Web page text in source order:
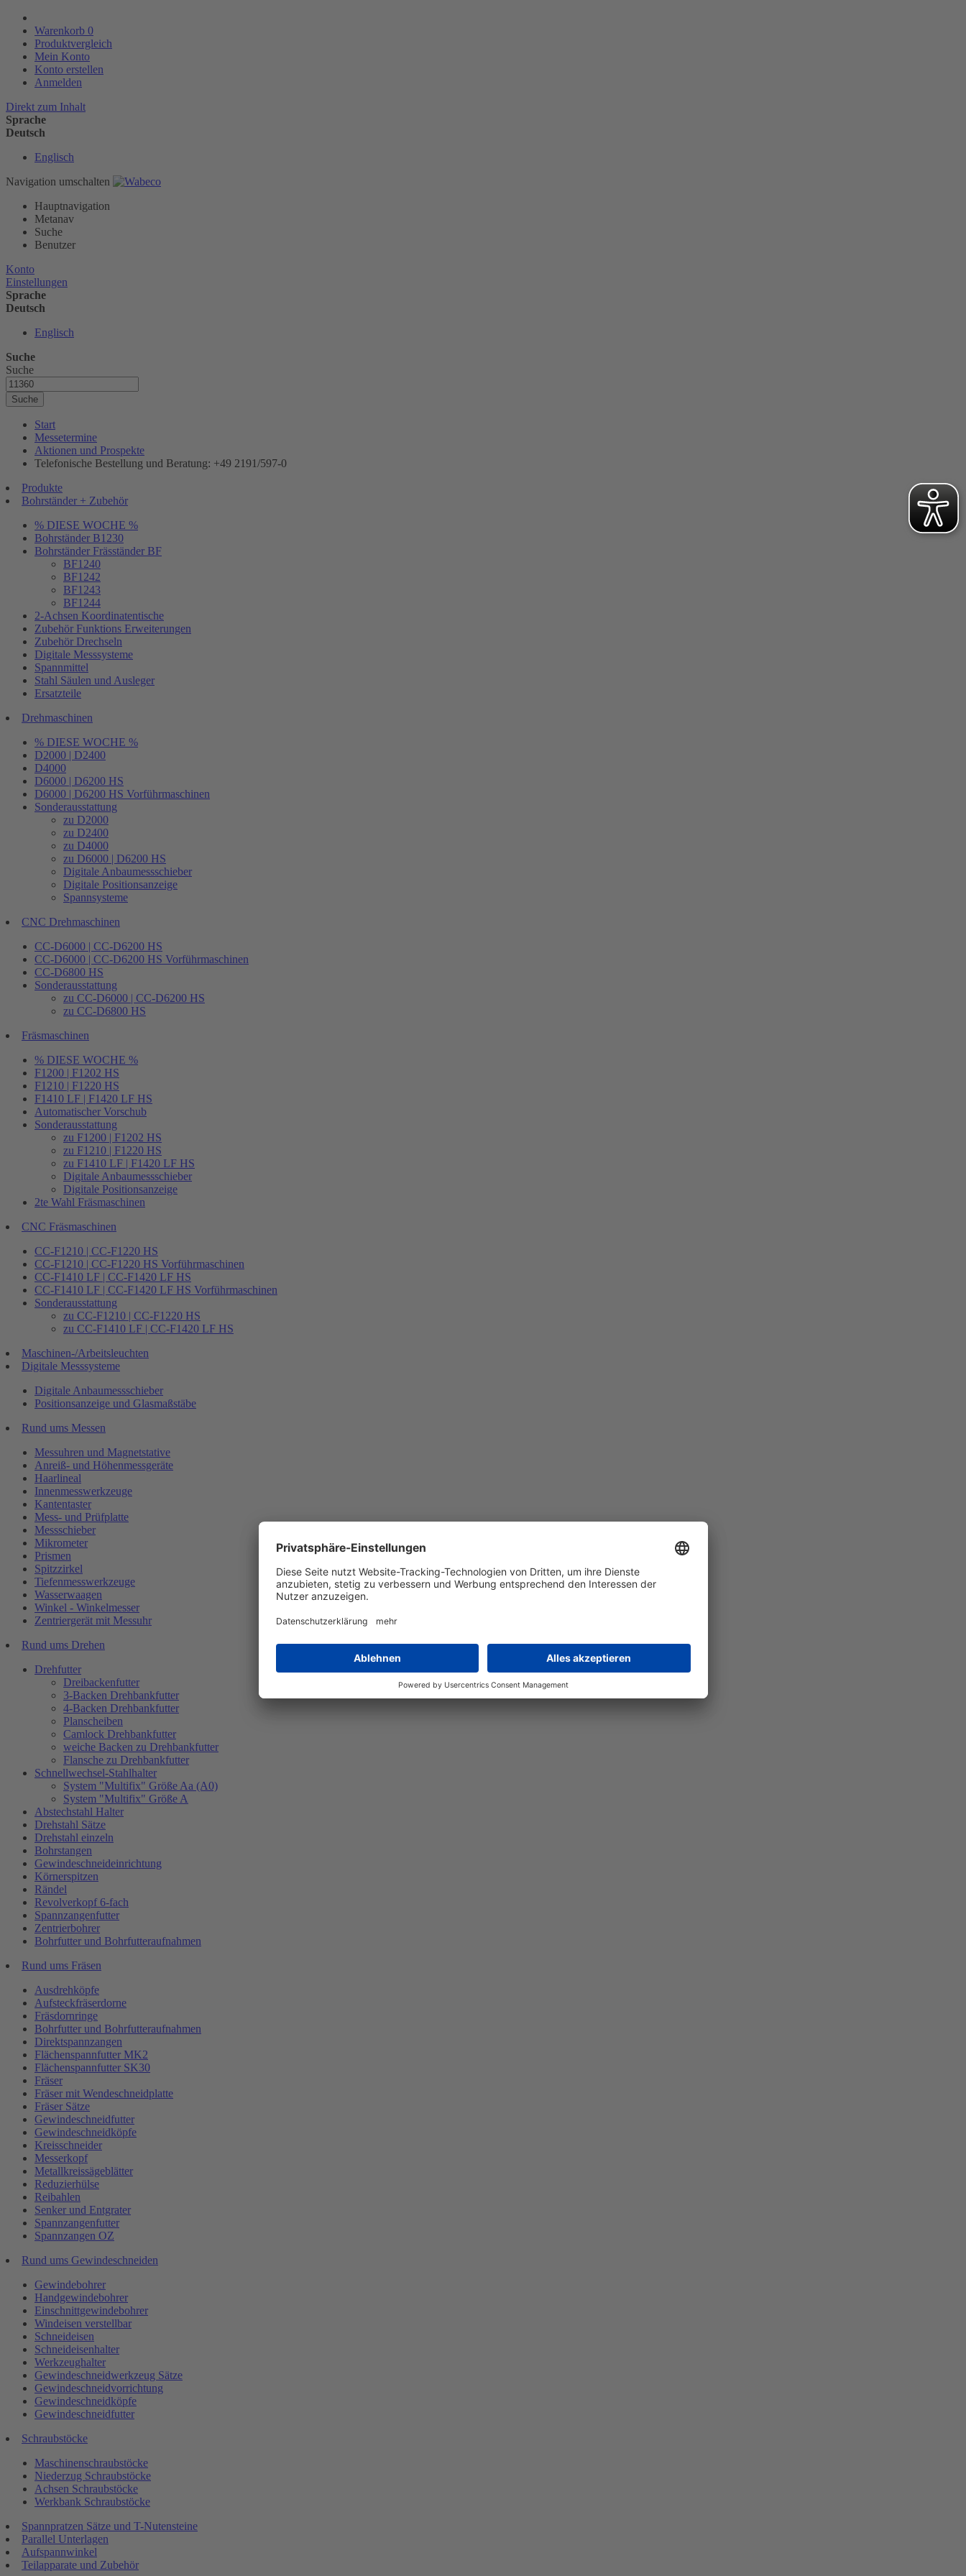
Warenkorb 0
Produktvergleich
Mein Konto
Konto erstellen
Anmelden
Direkt zum Inhalt
Sprache
Deutsch
Englisch
Navigation umschalten
Hauptnavigation
Metanav
Suche
Benutzer
Konto
Einstellungen
Sprache
Deutsch
Englisch
Suche
Suche
Suche
Start
Messetermine
Aktionen und Prospekte
Telefonische Bestellung und Beratung: +49 2191/597-0
Produkte
Bohrständer + Zubehör
% DIESE WOCHE %
Bohrständer B1230
Bohrständer Fräsständer BF
BF1240
BF1242
BF1243
BF1244
2-Achsen Koordinatentische
Zubehör Funktions Erweiterungen
Zubehör Drechseln
Digitale Messsysteme
Spannmittel
Stahl Säulen und Ausleger
Ersatzteile
Drehmaschinen
% DIESE WOCHE %
D2000 | D2400
D4000
D6000 | D6200 HS
D6000 | D6200 HS Vorführmaschinen
Sonderausstattung
zu D2000
zu D2400
zu D4000
zu D6000 | D6200 HS
Digitale Anbaumessschieber
Digitale Positionsanzeige
Spannsysteme
CNC Drehmaschinen
CC-D6000 | CC-D6200 HS
CC-D6000 | CC-D6200 HS Vorführmaschinen
CC-D6800 HS
Sonderausstattung
zu CC-D6000 | CC-D6200 HS
zu CC-D6800 HS
Fräsmaschinen
% DIESE WOCHE %
F1200 | F1202 HS
F1210 | F1220 HS
F1410 LF | F1420 LF HS
Automatischer Vorschub
Sonderausstattung
zu F1200 | F1202 HS
zu F1210 | F1220 HS
zu F1410 LF | F1420 LF HS
Digitale Anbaumessschieber
Digitale Positionsanzeige
2te Wahl Fräsmaschinen
CNC Fräsmaschinen
CC-F1210 | CC-F1220 HS
CC-F1210 | CC-F1220 HS Vorführmaschinen
CC-F1410 LF | CC-F1420 LF HS
CC-F1410 LF | CC-F1420 LF HS Vorführmaschinen
Sonderausstattung
zu CC-F1210 | CC-F1220 HS
zu CC-F1410 LF | CC-F1420 LF HS
Maschinen-/Arbeitsleuchten
Digitale Messsysteme
Digitale Anbaumessschieber
Positionsanzeige und Glasmaßstäbe
Rund ums Messen
Messuhren und Magnetstative
Anreiß- und Höhenmessgeräte
Haarlineal
Innenmesswerkzeuge
Kantentaster
Mess- und Prüfplatte
Messschieber
Mikrometer
Prismen
Spitzzirkel
Tiefenmesswerkzeuge
Wasserwaagen
Winkel - Winkelmesser
Zentriergerät mit Messuhr
Rund ums Drehen
Drehfutter
Dreibackenfutter
3-Backen Drehbankfutter
4-Backen Drehbankfutter
Planscheiben
Camlock Drehbankfutter
weiche Backen zu Drehbankfutter
Flansche zu Drehbankfutter
Schnellwechsel-Stahlhalter
System "Multifix" Größe Aa (A0)
System "Multifix" Größe A
Abstechstahl Halter
Drehstahl Sätze
Drehstahl einzeln
Bohrstangen
Gewindeschneideinrichtung
Körnerspitzen
Rändel
Revolverkopf 6-fach
Spannzangenfutter
Zentrierbohrer
Bohrfutter und Bohrfutteraufnahmen
Rund ums Fräsen
Ausdrehköpfe
Aufsteckfräserdorne
Fräsdornringe
Bohrfutter und Bohrfutteraufnahmen
Direktspannzangen
Flächenspannfutter MK2
Flächenspannfutter SK30
Fräser
Fräser mit Wendeschneidplatte
Fräser Sätze
Gewindeschneidfutter
Gewindeschneidköpfe
Kreisschneider
Messerkopf
Metallkreissägeblätter
Reduzierhülse
Reibahlen
Senker und Entgrater
Spannzangenfutter
Spannzangen OZ
Rund ums Gewindeschneiden
Gewindebohrer
Handgewindebohrer
Einschnittgewindebohrer
Windeisen verstellbar
Schneideisen
Schneideisenhalter
Werkzeughalter
Gewindeschneidwerkzeug Sätze
Gewindeschneidvorrichtung
Gewindeschneidköpfe
Gewindeschneidfutter
Schraubstöcke
Maschinenschraubstöcke
Niederzug Schraubstöcke
Achsen Schraubstöcke
Werkbank Schraubstöcke
Spannpratzen Sätze und T-Nutensteine
Parallel Unterlagen
Aufspannwinkel
Teilapparate und Zubehör